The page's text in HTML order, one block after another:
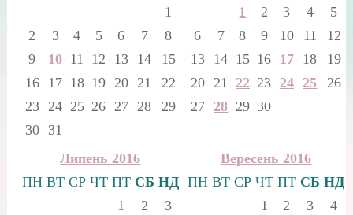
1
2
3 4 5 6 7
8
9
10 11 12 13 14
15
16
17 18 19 20 21
22
23 24 25 26 27 28
29
30
31
1
2 3 4
5
6
7 8 9 10 11
12
13
14 15 16 17 18
19
20 21 22 23 24 25
26
27 28 29 30
Липень 2016
ПН ВТ СР ЧТ ПТ СБ НД
1
2
3
Вересень 2016
ПН ВТ СР ЧТ ПТ СБ НД
1
2 3
4